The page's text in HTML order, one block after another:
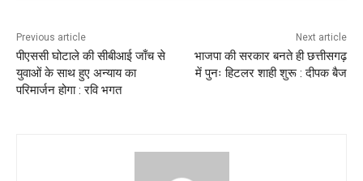
Previous article
पीएससी घोटाले की सीबीआई जाँच से
युवाओं के साथ हुए अन्याय का
परिमार्जन होगा : रवि भगत
Next article
भाजपा की सरकार बनते ही छत्तीसगढ़
में पुनः हिटलर शाही शुरू : दीपक बैज